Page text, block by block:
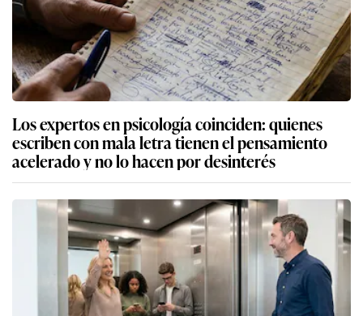
Los expertos en psicología coinciden: quienes
escriben con mala letra tienen el pensamiento
acelerado y no lo hacen por desinterés